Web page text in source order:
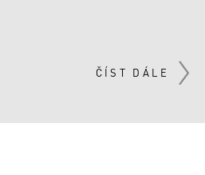
ČÍST DÁLE